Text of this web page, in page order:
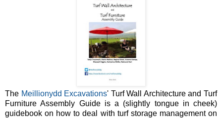
The Meillionydd Excavations' Turf Wall Architecture and Turf
Furniture Assembly Guide is a (slightly tongue in cheek)
guidebook on how to deal with turf storage management on